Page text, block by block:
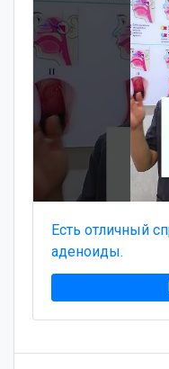
Есть отличный
аденоиды.